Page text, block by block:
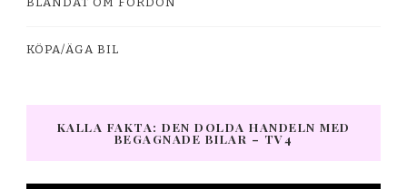
KÖPA/ÄGA BIL
KALLA FAKTA: DEN DOLDA HANDELN MED
BEGAGNADE BILAR – TV4